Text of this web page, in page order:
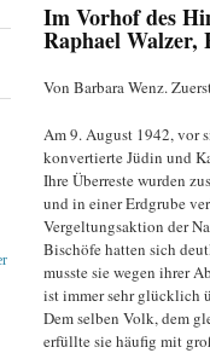
Im Vorhof des
Raphael Walzer,
Von Barbara Wenz.
Am 9. August 1942, vor
konvertierte Jüdin und
Ihre Überreste wurden
und in einer Erdgrube
Vergeltungsaktion der
Bischöfe hatten sich
musste sie wegen ihrer
ist immer sehr glücklich
Dem selben Volk, dem
erfüllte sie häufig mit